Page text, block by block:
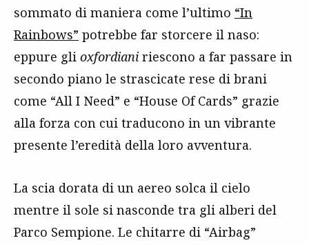
sommato di maniera come l’ultimo “In
Rainbows” potrebbe far storcere il naso:
eppure gli oxfordiani riescono a far passare in
secondo piano le strascicate rese di brani
come “All I Need” e “House Of Cards” grazie
alla forza con cui traducono in un vibrante
presente l’eredità della loro avventura.
La scia dorata di un aereo solca il cielo
mentre il sole si nasconde tra gli alberi del
Parco Sempione. Le chitarre di “Airbag”